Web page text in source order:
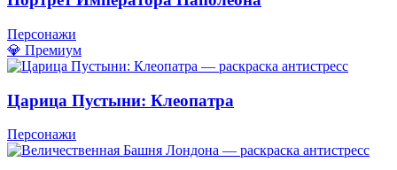
Персонажи
💎 Премиум
Царица Пустыни: Клеопатра
Персонажи